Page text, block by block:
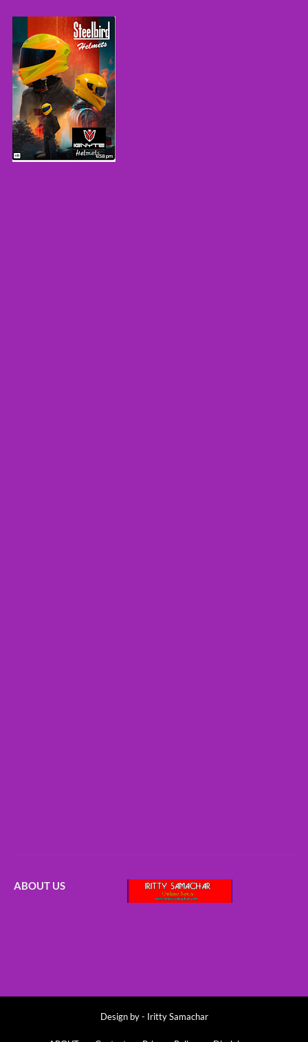
ABOUT US
Design by - Iritty Samachar